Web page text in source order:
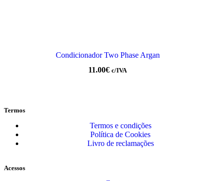
Condicionador Two Phase Argan
11.00€ c/IVA
Termos
Termos e condições
Política de Cookies
Livro de reclamações
Acessos